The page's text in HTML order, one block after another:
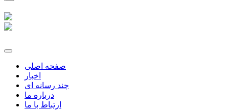
صفحه اصلی
اخبار
چند رسانه ای
درباره ما
ارتباط با ما